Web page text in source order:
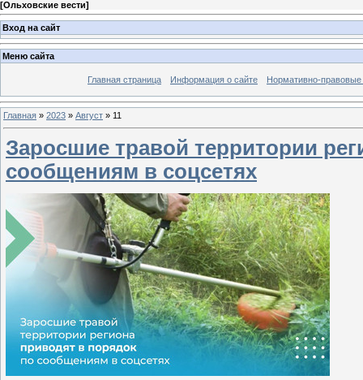
[Ольховские вести]
Вход на сайт
Меню сайта
Главная страница Информация о сайте Нормативно-правовые
Главная » 2023 » Август » 11
Заросшие травой территории
сообщениям в соцсетях